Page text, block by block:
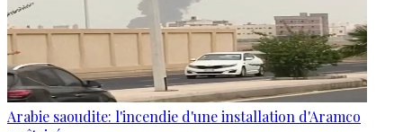
Arabie saoudite: l'incendie d'une installation d'Aramco